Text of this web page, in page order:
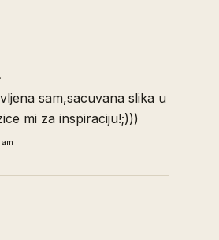
sam,sacuvana slika u
mi za inspiraciju!;)))